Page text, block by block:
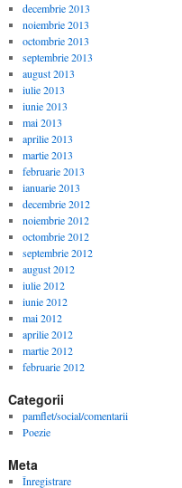
decembrie 2013
noiembrie 2013
octombrie 2013
septembrie 2013
august 2013
iulie 2013
iunie 2013
mai 2013
aprilie 2013
martie 2013
februarie 2013
ianuarie 2013
decembrie 2012
noiembrie 2012
octombrie 2012
septembrie 2012
august 2012
iulie 2012
iunie 2012
mai 2012
aprilie 2012
martie 2012
februarie 2012
Categorii
pamflet/social/comentarii
Poezie
Meta
Înregistrare